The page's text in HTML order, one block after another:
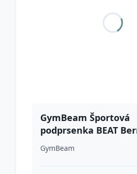
GymBeam Športová
podprsenka BEAT
GymBeam